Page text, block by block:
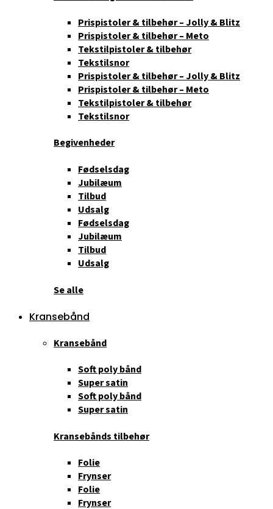
Prispistoler & tilbehør – Jolly & Blitz
Prispistoler & tilbehør – Meto
Tekstilpistoler & tilbehør
Tekstilsnor
Prispistoler & tilbehør – Jolly & Blitz
Prispistoler & tilbehør – Meto
Tekstilpistoler & tilbehør
Tekstilsnor
Begivenheder
Fødselsdag
Jubilæum
Tilbud
Udsalg
Fødselsdag
Jubilæum
Tilbud
Udsalg
Se alle
Kransebånd
Kransebånd
Soft poly bånd
Super satin
Soft poly bånd
Super satin
Kransebånds tilbehør
Folie
Frynser
Folie
Frynser